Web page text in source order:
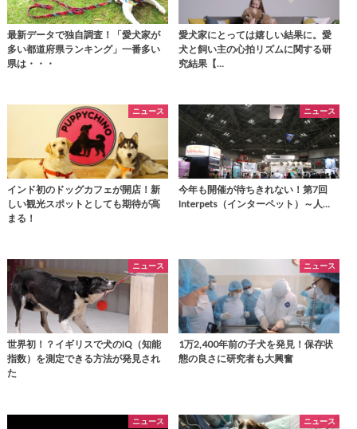
最新データで独自調査！「愛犬家が
多い都道府県ランキング」一番多い
県は・・・
愛犬家にとっては嬉しい結果に。愛
犬と飼い主の心拍リズムに関する研
究結果【…
ニュース
インド初のドッグカフェが開店！新
しい観光スポットとしても期待が高
まる！
ニュース
今年も開催が待ちきれない！第7回
Interpets（インターペット）～人…
ニュース
世界初！？イギリスで犬のIQ（知能
指数）を測定できる方法が発見され
た
ニュース
1万2,400年前の子犬を発見！保存状
態の良さに研究者も大興奮
ニュース ニュース